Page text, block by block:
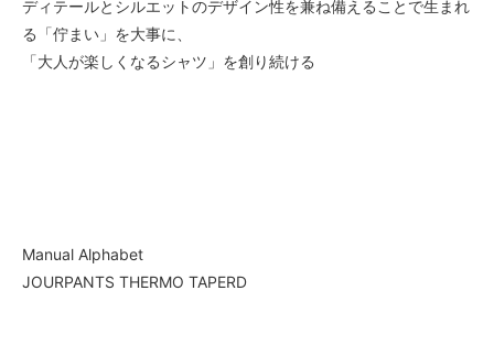
ディテールとシルエットのデザイン性を兼ね備えることで生まれ
る「佇まい」を大事に、
「大人が楽しくなるシャツ」を創り続ける
Manual Alphabet
JOURPANTS THERMO TAPERD